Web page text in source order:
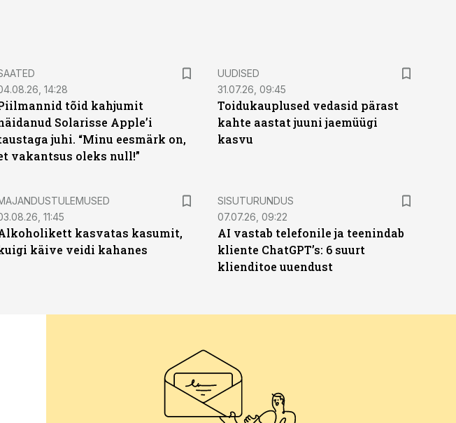
14:28
tõid kahjumit
Solarisse Apple’i
juhi. “Minu eesmärk on,
vakantsus oleks null!”
UUDISED
31.07.26, 09:45
Toidukauplused vedasid pärast
kahte aastat juuni jaemüügi
kasvu
11:45
kasvatas kasumit,
käive veidi kahanes
ST
SISUTURUNDUS
07.07.26, 09:22
AI vastab telefonile ja teenindab
kliente ChatGPT’s: 6 suurt
klienditoe uuendust